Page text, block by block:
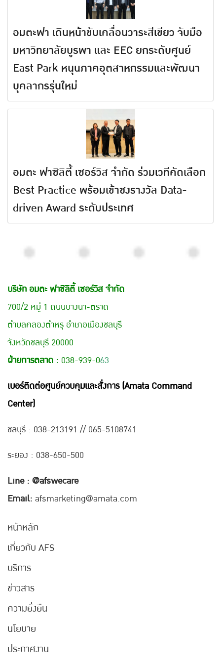
อมตะฟา เดินหน้าขับเคลื่อนวาระสีเขียว จับมือ
มหาวิทยาลัยบูรพา และ EEC ยกระดับศูนย์
East Park หนุนภาคอุตสาหกรรมและพัฒนา
บุคลากรรุ่นใหม่
อมตะ ฟาซิลิตี้ เซอร์วิส จำกัด ร่วมเวทีคัดเลือก
Best Practice พร้อมเข้าชิงรางวัล Data-
driven Award ระดับประเทศ
บริษัท อมตะ ฟาซิลิตี้ เซอร์วิส จำกัด
700/2 หมู่ 1 ถนนบางนา-ตราด
ตำบลคลองตำหรุ อำเภอเมืองชลบุรี
จังหวัดชลบุรี 20000
ฝ่ายการตลาด : 038-939-063
เบอร์ติดต่อศูนย์ควบคุมและสั่งการ (Amata Command
Center)
ชลบุรี : 038-213191 // 065-5108741
ระยอง : 038-650-500
Line : @afswecare
Email: afsmarketing@amata.com
หน้าหลัก
เกี่ยวกับ AFS
บริการ
ข่าวสาร
ความยั่งยืน
นโยบาย
ประกาศงาน